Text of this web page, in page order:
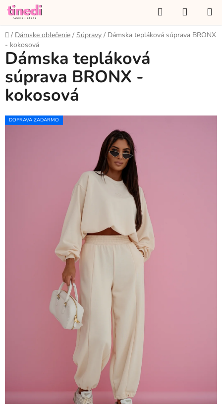
Prejsť
obsah
Hľadať
KOŠÍK
Domov
/ Dámske oblečenie / Súpravy / Dámska tepláková súprava BRONX
- kokosová
Dámska tepláková
súprava BRONX -
kokosová
DOPRAVA ZADARMO